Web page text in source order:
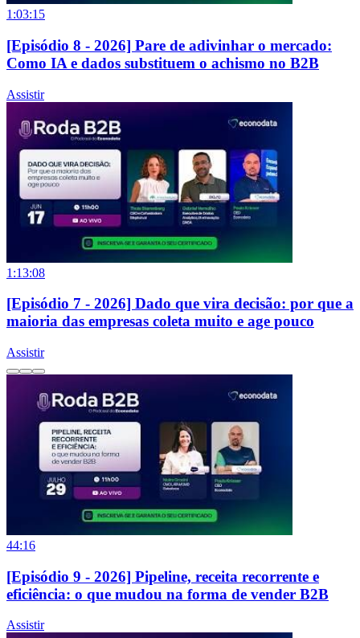
1:03:15
[Episódio 8 - 2026] Pare de adivinhar o mercado:
Como IA e dados substituem o achismo no B2B
Assistir
1:13:08
[Episódio 7 - 2026] Dado que vira decisão: por que a
maioria das empresas coleta muito e age pouco
Assistir
44:16
[Episódio 9 - 2026] Pipeline, receita recorrente e
eficiência: o que mudou na forma de vender B2B
Assistir